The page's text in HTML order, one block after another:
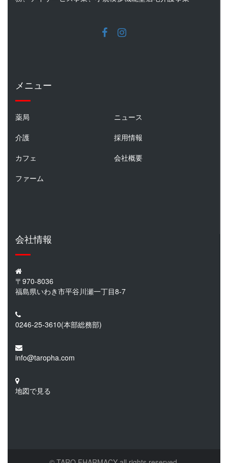
メニュー
薬局
介護
カフェ
ファーム
ニュース
採用情報
会社概要
会社情報
〒970-8036
福島県いわき市平谷川瀬一丁目8-7
0246-25-3610(本部総務部)
info@taropha.com
地図で見る